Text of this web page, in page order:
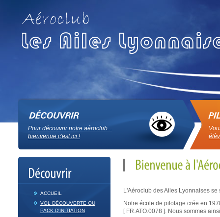
Pour découvrir notre aéroclub...
bienvenue c'est ici !
ACCUEIL
VOL DÉCOUVERTE OU
PACK D'INITIATION
L'Aéroclub des Ailes Lyonnaises
Notre école de pilotage crée en
[ FR.ATO.0078 ]. Nous sommes